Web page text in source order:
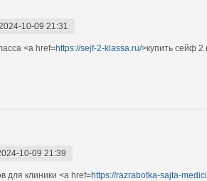
10-09 21:31
<a href=https://sejf-2-klassa.ru/>купить сейф 2
10-09 21:39
для клиники <a href=https://razrabotka-sajta-